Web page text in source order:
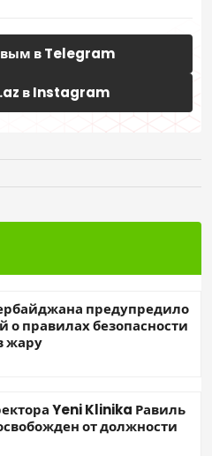
в Telegram
в Instagram
предупредило
о правилах безопасности
жару
Yeni Klinika Равиль
от должности